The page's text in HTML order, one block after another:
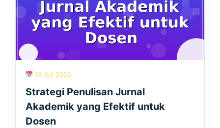
15 Juli 2026
Strategi Penulisan Jurnal
Akademik yang Efektif untuk
Dosen